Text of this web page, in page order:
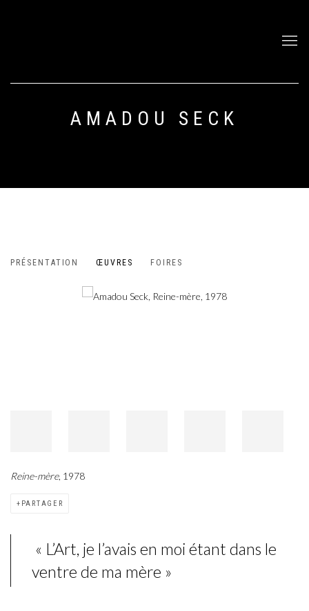
AMADOU SECK
AMADOU SECK SENEGAL, 1950
PRÉSENTATION ŒUVRES FOIRES
Reine-mère, 1978
PARTAGER
« L’Art, je l’avais en moi étant dans le
ventre de ma mère »